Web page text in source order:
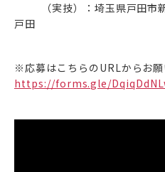
（実技）：埼玉県戸田市
戸田
※応募はこちらのURLからお願
https://forms.gle/